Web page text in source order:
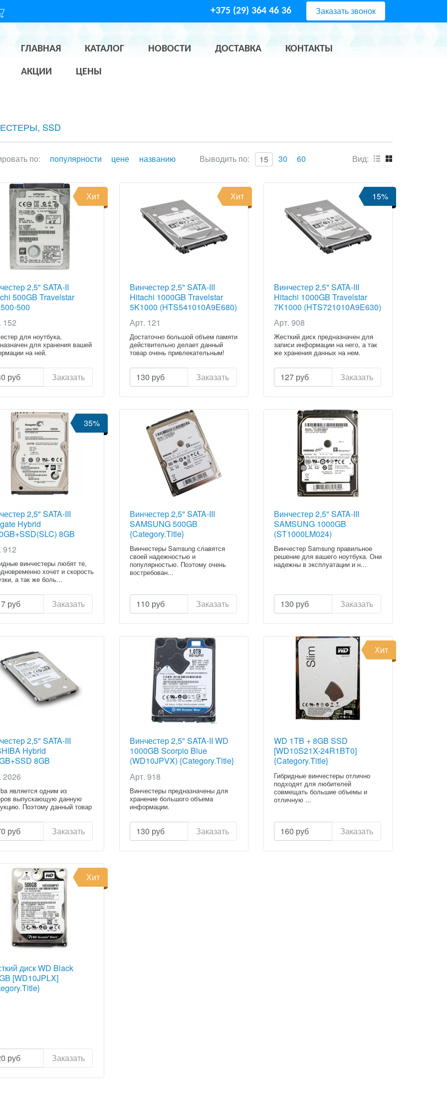
+375 (29) 364 46 36 Заказать звонок
ГЛАВНАЯ КАТАЛОГ НОВОСТИ ДОСТАВКА КОНТАКТЫ
АКЦИИ ЦЕНЫ
SSD
по: популярности цене названию Выводить по: 15 30 60 Вид:
2,5" SATA-II
500GB Travelstar
500
152
для ноутбука,
для хранения вашей
на ней.
руб Заказать
Хит
Винчестер 2,5" SATA-III
Hitachi 1000GB Travelstar
5K1000 (HTS541010A9E680)
{Category.Title}
Арт. 121
Достаточно большой объем памяти
действительно делает данный
товар очень привлекательным!
130 руб Заказать
Хит
Винчестер 2,5" SATA-III
Hitachi 1000GB Travelstar
7K1000 (HTS721010A9E630)
{Category.Title}
Арт. 908
Жесткий диск предназначен для
записи информации на него, а так
же хранения данных на нем.
127руб Заказать
15%
2,5" SATA-III
Hybrid
8GB
Thin (ST1000LM014)
912
винчестеры любят те,
хочет и скорость
а так же боль...
руб Заказать
35%
Винчестер 2,5" SATA-III
SAMSUNG 500GB
{Category.Title}
Винчестеры Samsung славятся
своей надежностью и
популярностью. Поэтому очень
востребован...
110 руб Заказать
Винчестер 2,5" SATA-III
SAMSUNG 1000GB
(ST1000LM024)
{Category.Title}
Винчестер Samsung правильное
решение для вашего ноутбука. Они
надежны в эксплуатации и н...
130 руб Заказать
2,5" SATA-III
Hybrid
8GB
2026
является одним из
выпускающую данную
Поэтому данный товар
руб Заказать
Винчестер 2,5" SATA-II WD
1000GB Scorpio Blue
(WD10JPVX) {Category.Title}
Арт. 918
Винчестеры предназначены для
хранение большого объема
информации.
130 руб Заказать
WD 1TB + 8GB SSD
[WD10S21X-24R1BT0]
{Category.Title}
Гибридные винчестеры отлично
подходят для любителей
совмещать большие объемы и
отличную ...
160 руб Заказать
Хит
диск WD Black
[WD10JPLX]
руб Заказать
Хит